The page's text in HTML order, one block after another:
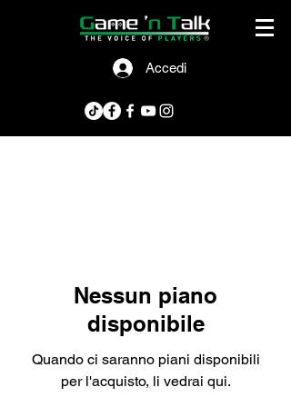
Accedi
Nessun piano
disponibile
Quando ci saranno piani disponibili
per l'acquisto, li vedrai qui.